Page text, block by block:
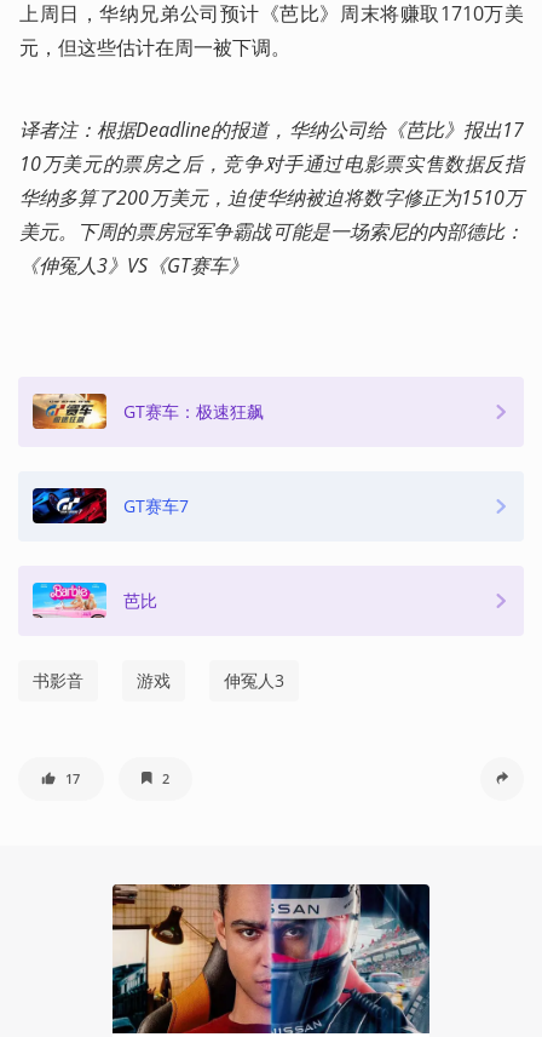
上周日，华纳兄弟公司预计《芭比》周末将赚取1710万美
元，但这些估计在周一被下调。
译者注：根据Deadline的报道，华纳公司给《芭比》报出17
10万美元的票房之后，竞争对手通过电影票实售数据反指
华纳多算了200万美元，迫使华纳被迫将数字修正为1510万
美元。下周的票房冠军争霸战可能是一场索尼的内部德比：
《伸冤人3》VS《GT赛车》
GT赛车：极速狂飙
GT赛车7
芭比
书影音 游戏 伸冤人3
17 2